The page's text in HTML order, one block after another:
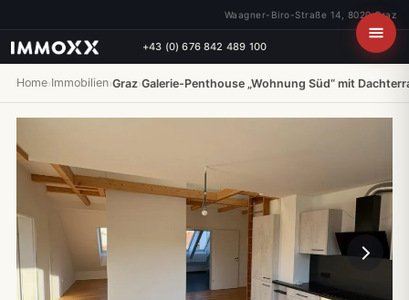
Waagner-Biro-Straße 14, 8020 Graz
+43 (0) 676 842 489 100
Home›Immobilien›Graz›Galerie-Penthouse „Wohnung Süd“ mit